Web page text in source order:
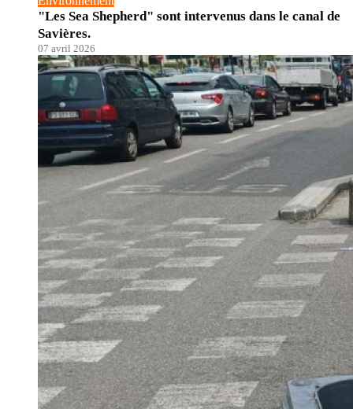
"Les Sea Shepherd" sont intervenus dans le canal de
Savières.
07 avril 2026